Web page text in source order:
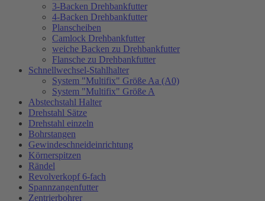
3-Backen Drehbankfutter
4-Backen Drehbankfutter
Planscheiben
Camlock Drehbankfutter
weiche Backen zu Drehbankfutter
Flansche zu Drehbankfutter
Schnellwechsel-Stahlhalter
System "Multifix" Größe Aa (A0)
System "Multifix" Größe A
Abstechstahl Halter
Drehstahl Sätze
Drehstahl einzeln
Bohrstangen
Gewindeschneideinrichtung
Körnerspitzen
Rändel
Revolverkopf 6-fach
Spannzangenfutter
Zentrierbohrer